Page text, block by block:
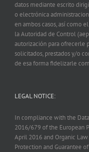
datos mediante escrito
o electrónica
en ambos casos, así como
la Autoridad de Control
autorización para ofrecerle
solicitados, prestados y/o
de esa forma fidelizarle
LEGAL NOTICE:
In compliance with the
2016/679 of the European
April 2016 and Organic
Protection and Guarantee